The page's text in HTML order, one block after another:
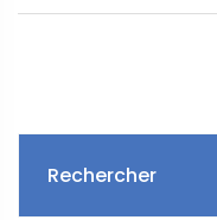
Rechercher